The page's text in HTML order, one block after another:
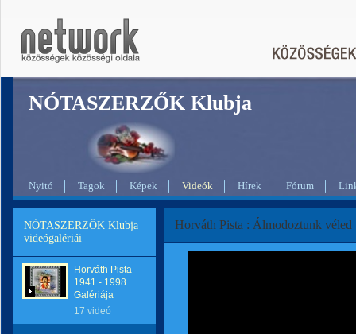
NÓTASZERZŐK Klubja
Nyitó Tagok Képek Videók Hírek Fórum
NÓTASZERZŐK Klubja
videógalériái
Horváth Pista
1941 - 1998
Galériája
17 videó
Horváth Pista : Álmodoztunk véled